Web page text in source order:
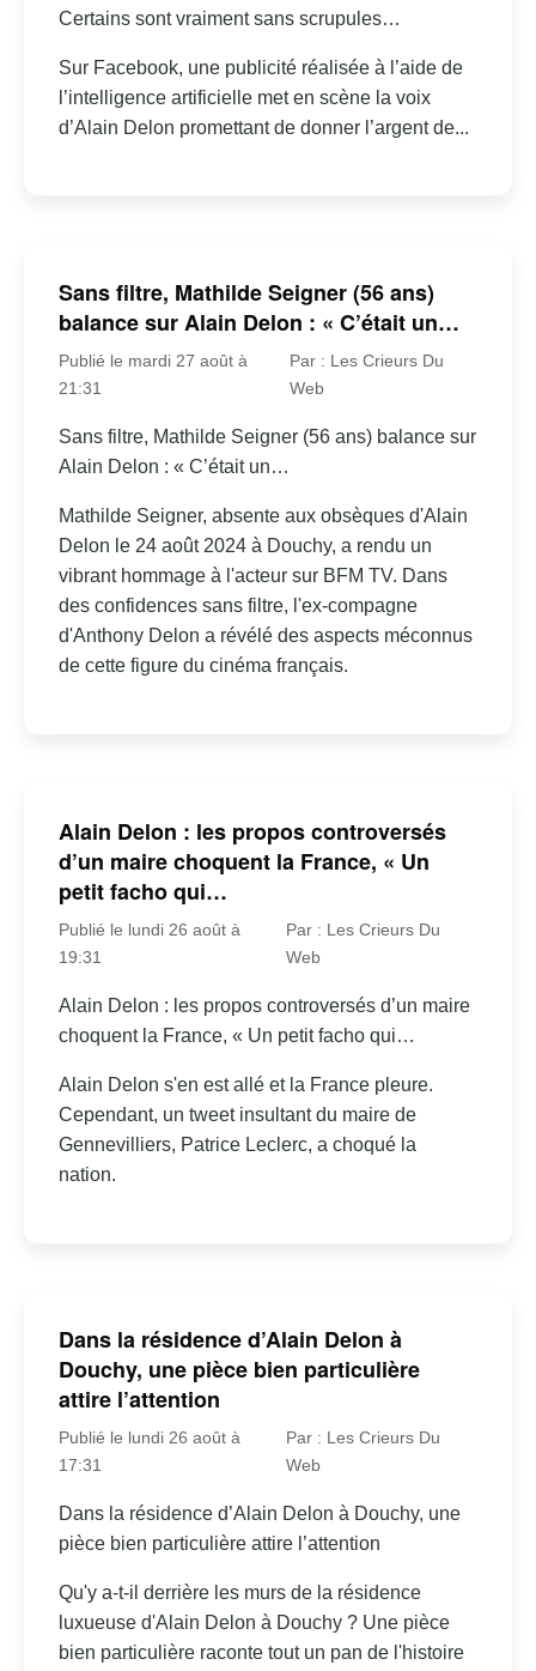
Certains sont vraiment sans scrupules…
Sur Facebook, une publicité réalisée à l’aide de
l’intelligence artificielle met en scène la voix
d’Alain Delon promettant de donner l’argent de...
Sans filtre, Mathilde Seigner (56 ans)
balance sur Alain Delon : « C’était un…
Publié le mardi 27 août à
21:31
Par : Les Crieurs Du
Web
Sans filtre, Mathilde Seigner (56 ans) balance sur
Alain Delon : « C’était un…
Mathilde Seigner, absente aux obsèques d'Alain
Delon le 24 août 2024 à Douchy, a rendu un
vibrant hommage à l'acteur sur BFM TV. Dans
des confidences sans filtre, l'ex-compagne
d'Anthony Delon a révélé des aspects méconnus
de cette figure du cinéma français.
Alain Delon : les propos controversés
d’un maire choquent la France, « Un
petit facho qui…
Publié le lundi 26 août à
19:31
Par : Les Crieurs Du
Web
Alain Delon : les propos controversés d’un maire
choquent la France, « Un petit facho qui…
Alain Delon s'en est allé et la France pleure.
Cependant, un tweet insultant du maire de
Gennevilliers, Patrice Leclerc, a choqué la
nation.
Dans la résidence d’Alain Delon à
Douchy, une pièce bien particulière
attire l’attention
Publié le lundi 26 août à
17:31
Par : Les Crieurs Du
Web
Dans la résidence d’Alain Delon à Douchy, une
pièce bien particulière attire l’attention
Qu'y a-t-il derrière les murs de la résidence
luxueuse d'Alain Delon à Douchy ? Une pièce
bien particulière raconte tout un pan de l'histoire